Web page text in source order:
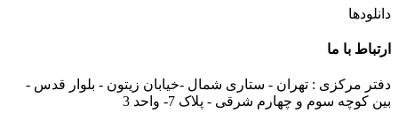
دانلودها
ارتباط با ما
دفتر مرکزی : تهران - ستاری شمال -خیابان زیتون - بلوار قدس -
بین کوچه سوم و چهارم شرقی - پلاک 7- واحد 3